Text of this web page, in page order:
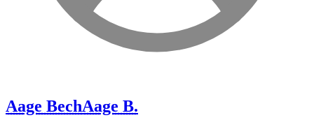
Aage BechAage B.